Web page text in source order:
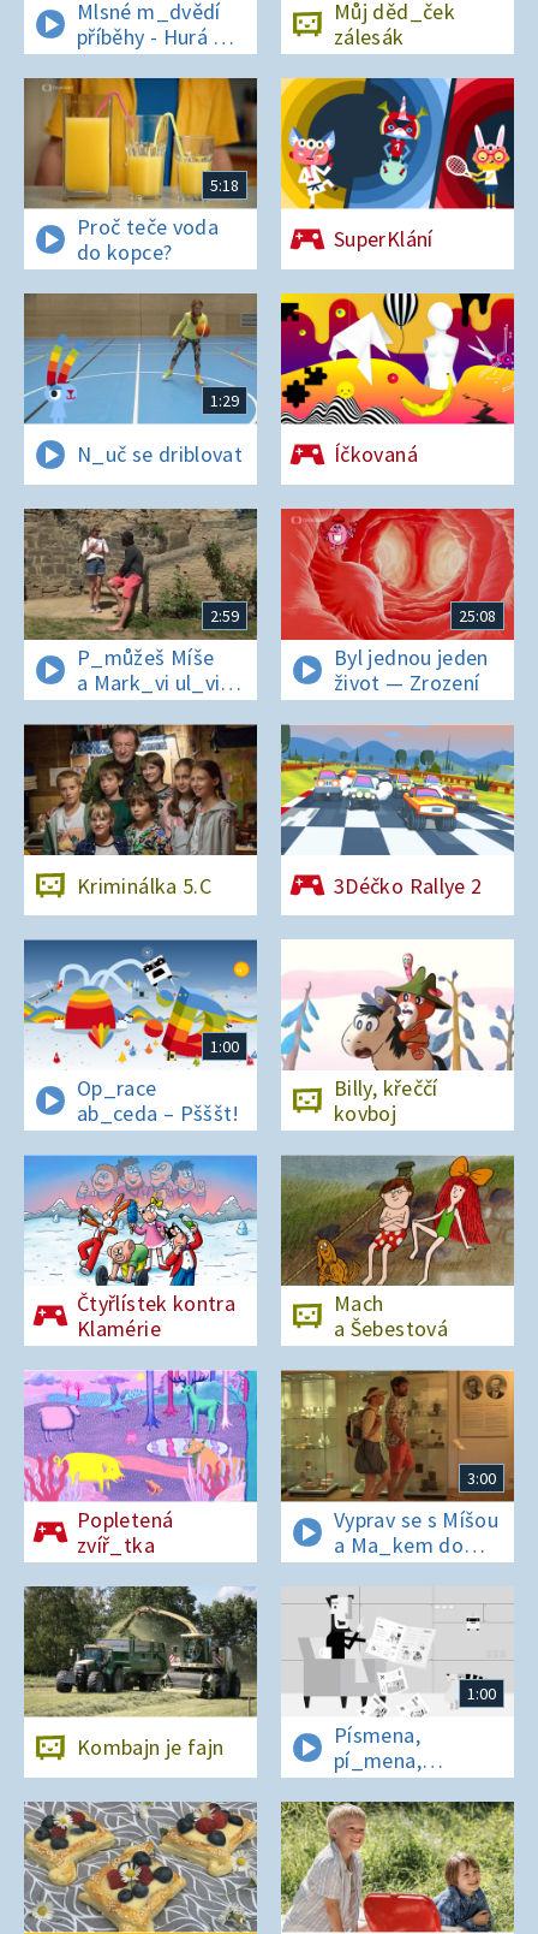
Mlsné m_dvědí
příběhy - Hurá na
bor_vky
Můj děd_ček
zálesák
5:18
Proč teče voda
do kopce?
SuperKlání
1:29
N_uč se driblovat Íčkovaná
2:59
P_můžeš Míše
a Mark_vi ul_vit
hesl_ na zámku
v Nelahezevsi?
25:08
Byl jednou jeden
život — Zrození
Kriminálka 5.C 3Déčko Rallye 2
1:00
Op_race
ab_ceda – Pšššt!
Billy, křeččí
kovboj
Čtyřlístek kontra
Klamérie
Mach
a Šebestová
Popletená
zvíř_tka
3:00
Vyprav se s Míšou
a Ma_kem do
Dobrovických
muzeí
Kombajn je fajn
1:00
Písmena,
pí_mena,
písmena